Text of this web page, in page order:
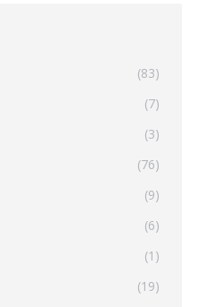
(83)
(7)
(3)
(76)
(9)
(6)
(1)
(19)